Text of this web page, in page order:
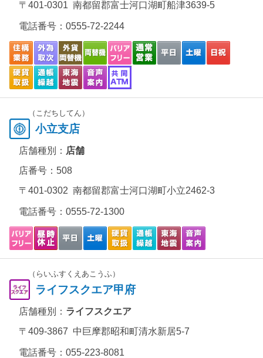
〒401-0301 南都留郡富士河口湖町船津3639-5
電話番号： 0555-72-2244
（こだちしてん）
小立支店
店舗種別： 店舗
店番号：508
〒401-0302 南都留郡富士河口湖町小立2462-3
電話番号： 0555-72-1300
（らいふすくえあこうふ）
ライフスクエア甲府
店舗種別： ライフスクエア
〒409-3867 中巨摩郡昭和町清水新居5-7
電話番号： 055-223-8081